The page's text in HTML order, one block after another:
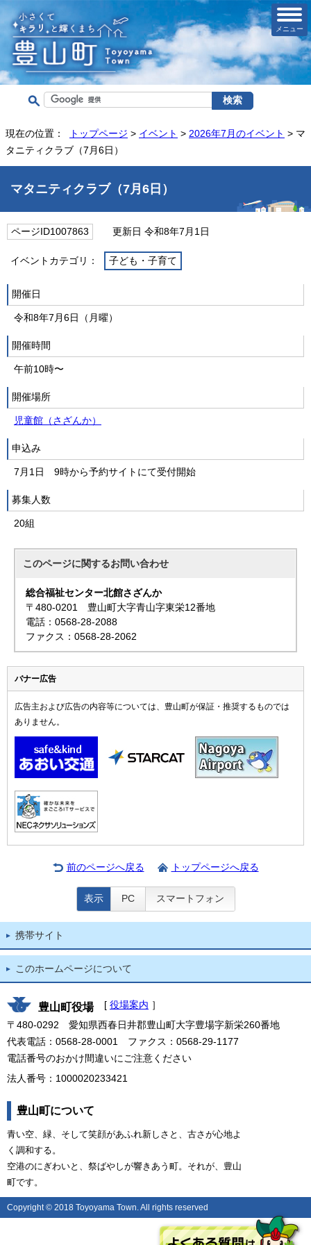
メニュー
現在の位置： トップページ > イベント > 2026年7月のイベント > マ
タニティクラブ（7月6日）
マタニティクラブ（7月6日）
ページID1007863 更新日 令和8年7月1日
イベントカテゴリ： 子ども・子育て
開催日
令和8年7月6日（月曜）
開催時間
午前10時〜
開催場所
児童館（さざんか）
申込み
7月1日 9時から予約サイトにて受付開始
募集人数
20組
このページに関するお問い合わせ
総合福祉センター北館さざんか
〒480-0201 豊山町大字青山字東栄12番地
電話：0568-28-2088
ファクス：0568-28-2062
バナー広告
広告主および広告の内容等については、豊山町が保証・推奨するものでは
ありません。
前のページへ戻る トップページへ戻る
表示 PC スマートフォン
携帯サイト
このホームページについて
豊山町役場 [ 役場案内 ］
〒480-0292 愛知県西春日井郡豊山町大字豊場字新栄260番地
代表電話：0568-28-0001 ファクス：0568-29-1177
電話番号のおかけ間違いにご注意ください
法人番号：1000020233421
豊山町について
青い空、緑、そして笑顔があふれ新しさと、古さが心地よ
く調和する。
空港のにぎわいと、祭ばやしが響きあう町。それが、豊山
町です。
Copyright © 2018 Toyoyama Town. All rights reserved